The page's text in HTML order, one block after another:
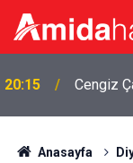
19:57
Anasayfa